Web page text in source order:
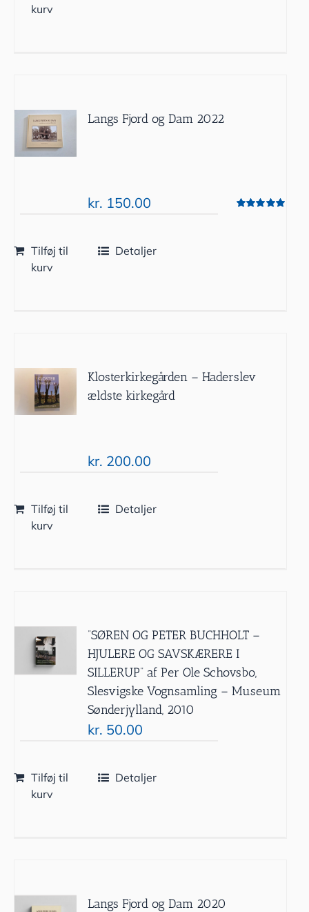
kurv
Langs Fjord og Dam 2022
kr. 150.00
Tilføj til
kurv
Detaljer
Klosterkirkegården – Haderslev
ældste kirkegård
kr. 200.00
Tilføj til
kurv
Detaljer
”SØREN OG PETER BUCHHOLT –
HJULERE OG SAVSKÆRERE I
SILLERUP” af Per Ole Schovsbo,
Slesvigske Vognsamling – Museum
Sønderjylland, 2010
kr. 50.00
Tilføj til
kurv
Detaljer
Langs Fjord og Dam 2020